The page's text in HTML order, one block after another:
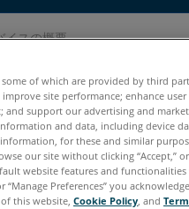
イスの概要
some of which are provided by third
site performance; enhance user
and support our advertising and
and data, including device
for these and similar
our site without clicking “Accept,”
website features and
“Manage Preferences” you
this website, Cookie Policy, and